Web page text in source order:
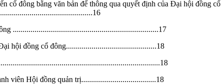
cổ đông bằng văn bản để thông qua quyết định của Đại hội đồng cổ
..........................................................................17
hội đồng cổ đông..............................................18
viên Hội đồng quản trị......................................18